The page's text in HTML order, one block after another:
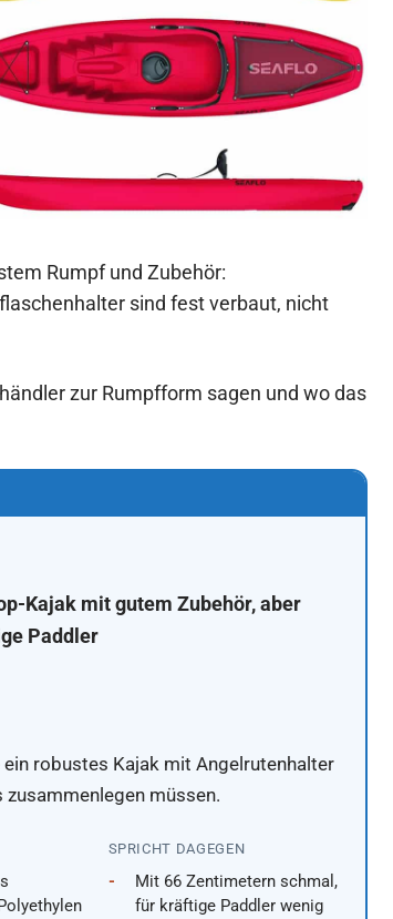
Rumpf und Zubehör:
sind fest verbaut, nicht
zur Rumpfform sagen und wo das
Kajak mit gutem Zubehör, aber
Paddler
ein robustes Kajak mit Angelrutenhalter
zusammenlegen müssen.
SPRICHT DAGEGEN
Mit 66 Zentimetern schmal,
für kräftige Paddler wenig